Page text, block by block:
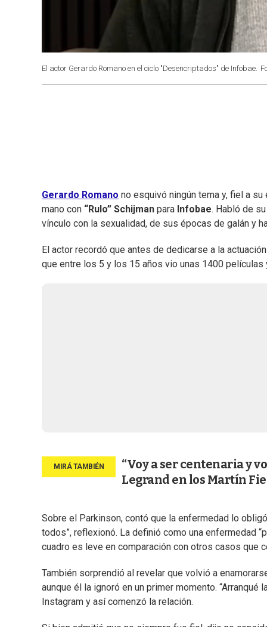
El actor Gerardo Romano en el ciclo "Desencriptados" de Infobae.
Gerardo Romano no esquivó ningún tema y, fiel a
mano con “Rulo” Schijman para Infobae. Habló de
vínculo con la sexualidad, de sus épocas de galán y
El actor recordó que antes de dedicarse a la
que entre los 5 y los 15 años vio unas 1400
“Voy a ser centenaria y
Legrand en los Martín
Sobre el Parkinson, contó que la enfermedad lo
todos”, reflexionó. La definió como una enfermedad
cuadro es leve en comparación con otros casos que
También sorprendió al revelar que volvió a
aunque él la ignoró en un primer momento.
Instagram y así comenzó la relación.